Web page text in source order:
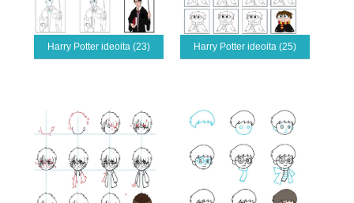
Harry Potter ideoita (23) Harry Potter ideoita (25)